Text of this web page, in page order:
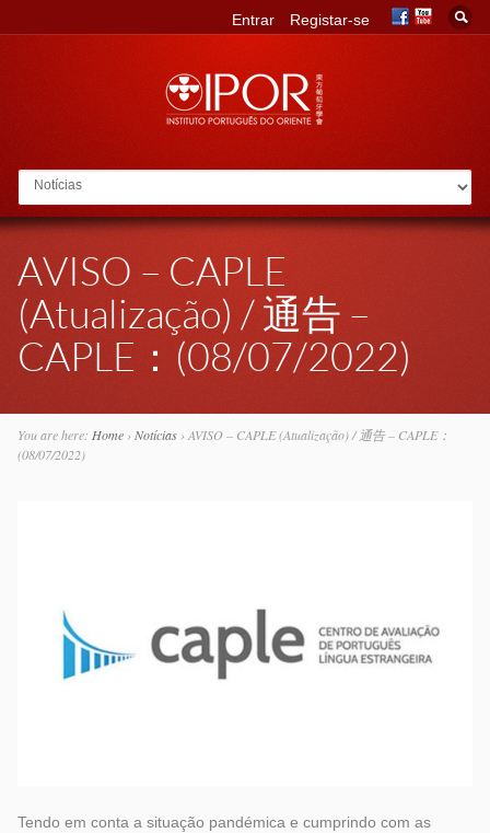
Go to:
Entrar Registar-se
AVISO – CAPLE
(Atualização) / 通告 –
CAPLE：(08/07/2022)
You are here: Home› Notícias› AVISO – CAPLE (Atualização) / 通告 – CAPLE：
(08/07/2022)
Tendo em conta a situação pandémica e cumprindo com as